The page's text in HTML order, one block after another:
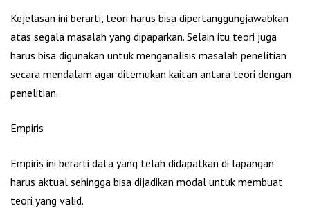
Kejelasan ini berarti, teori harus bisa dipertanggungjawabkan
atas segala masalah yang dipaparkan. Selain itu teori juga
harus bisa digunakan untuk menganalisis masalah penelitian
secara mendalam agar ditemukan kaitan antara teori dengan
penelitian.
Empiris
Empiris ini berarti data yang telah didapatkan di lapangan
harus aktual sehingga bisa dijadikan modal untuk membuat
teori yang valid.